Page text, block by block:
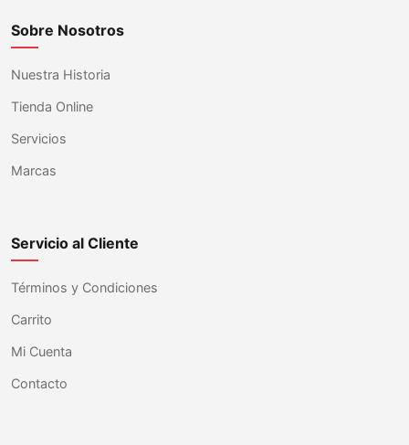
Sobre Nosotros
Nuestra Historia
Tienda Online
Servicios
Marcas
Servicio al Cliente
Términos y Condiciones
Carrito
Mi Cuenta
Contacto